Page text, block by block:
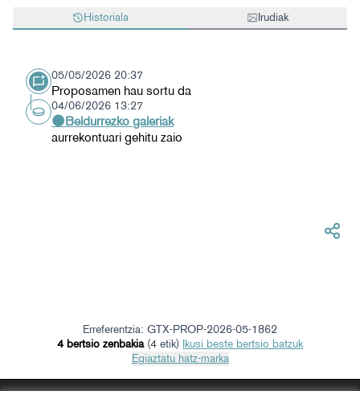
Historiala Irudiak
05/05/2026 20:37
Proposamen hau sortu da
04/06/2026 13:27
🌑Beldurrezko galeriak
aurrekontuari gehitu zaio
Erreferentzia: GTX-PROP-2026-05-1862
4 bertsio zenbakia(4 etik) ikusi beste bertsio batzuk
Egiaztatu hatz-marka